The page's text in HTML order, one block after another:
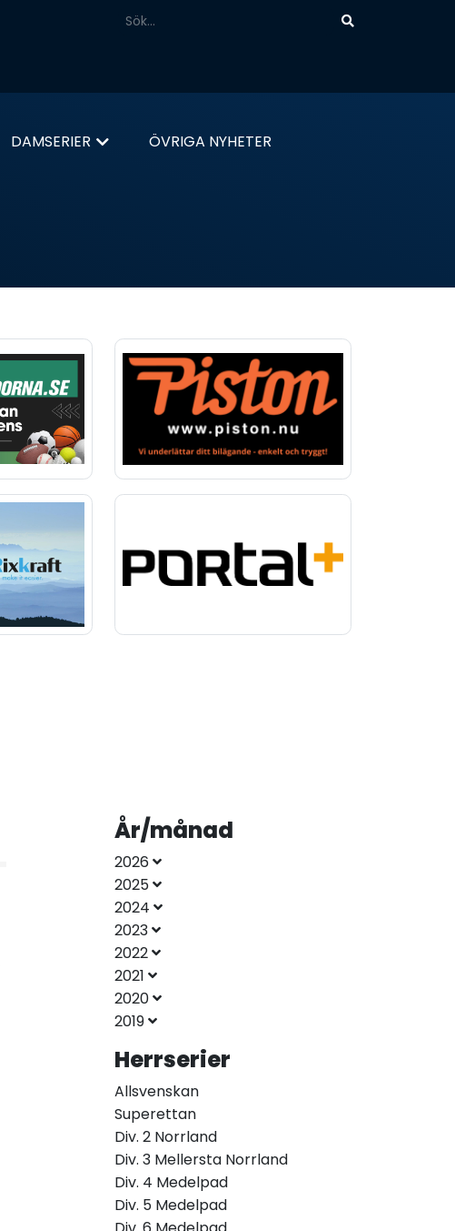
DAMSERIER ÖVRIGA NYHETER
År/månad
2026
2025
2024
2023
2022
2021
2020
2019
Herrserier
Allsvenskan
Superettan
Div. 2 Norrland
Div. 3 Mellersta Norrland
Div. 4 Medelpad
Div. 5 Medelpad